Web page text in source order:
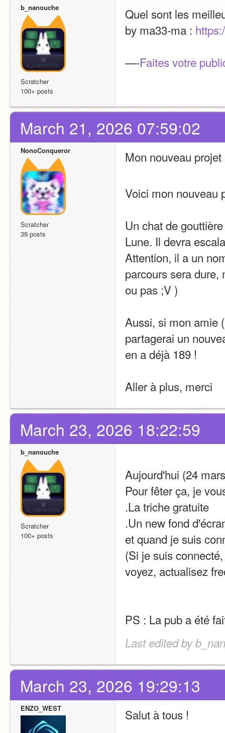
b_nanouche
Scratcher
100+ posts
Quel sont les
by ma33-ma :
—-Faites votre
March 21, 2026 07:59:02
NonoConqueror
Scratcher
39 posts
Mon nouveau
Voici mon nouveau
Un chat de
Lune. Il devra
Attention, il a un
parcours sera
ou pas ;V )
Aussi, si mon amie
partagerai un
en a déjà 189 !
Aller à plus, merci
March 23, 2026 18:22:59
b_nanouche
Scratcher
100+ posts
Aujourd'hui (24
Pour fêter ça, je
.La triche gratuite
.Un new fond
et quand je suis
(Si je suis
voyez, actualisez
PS : La pub a été
Last edited by
March 23, 2026 19:29:13
ENZO_WEST
Salut à tous !